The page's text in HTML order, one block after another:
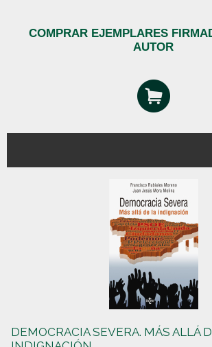
COMPRAR EJEMPLARES
AUTOR
DEMOCRACIA SEVERA. MÁS ALLÁ